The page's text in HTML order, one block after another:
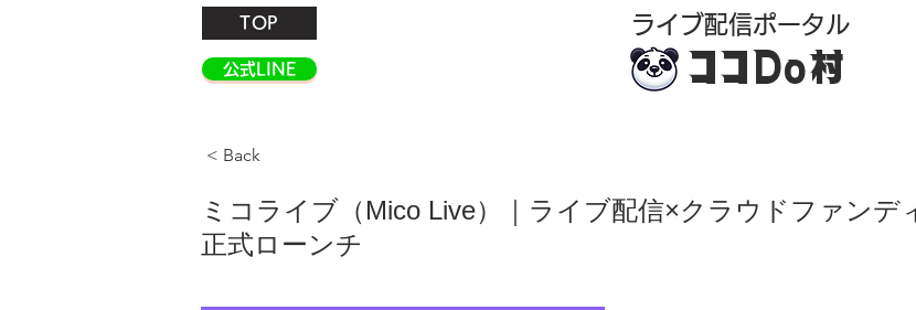
TOP
公式LINE
​ライブ配信ポータル
ココDo村
< Back
ミコライブ（Mico Live）｜ライブ配信×クラウドファンデ
正式ローンチ